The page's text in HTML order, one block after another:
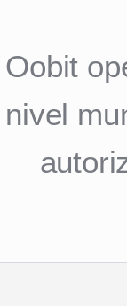
Oobit
nivel